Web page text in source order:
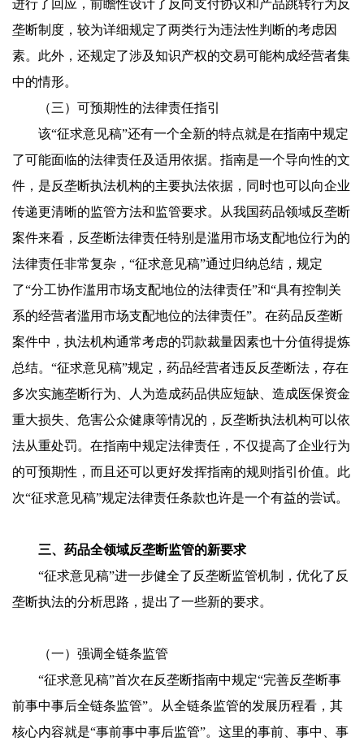
进行了回应，前瞻性设计了反向支付协议和产品跳转行为反
垄断制度，较为详细规定了两类行为违法性判断的考虑因
素。此外，还规定了涉及知识产权的交易可能构成经营者集
中的情形。
（三）可预期性的法律责任指引
该“征求意见稿”还有一个全新的特点就是在指南中规定
了可能面临的法律责任及适用依据。指南是一个导向性的文
件，是反垄断执法机构的主要执法依据，同时也可以向企业
传递更清晰的监管方法和监管要求。从我国药品领域反垄断
案件来看，反垄断法律责任特别是滥用市场支配地位行为的
法律责任非常复杂，“征求意见稿”通过归纳总结，规定
了“分工协作滥用市场支配地位的法律责任”和“具有控制关
系的经营者滥用市场支配地位的法律责任”。在药品反垄断
案件中，执法机构通常考虑的罚款裁量因素也十分值得提炼
总结。“征求意见稿”规定，药品经营者违反反垄断法，存在
多次实施垄断行为、人为造成药品供应短缺、造成医保资金
重大损失、危害公众健康等情况的，反垄断执法机构可以依
法从重处罚。在指南中规定法律责任，不仅提高了企业行为
的可预期性，而且还可以更好发挥指南的规则指引价值。此
次“征求意见稿”规定法律责任条款也许是一个有益的尝试。
三、药品全领域反垄断监管的新要求
“征求意见稿”进一步健全了反垄断监管机制，优化了反
垄断执法的分析思路，提出了一些新的要求。
（一）强调全链条监管
“征求意见稿”首次在反垄断指南中规定“完善反垄断事
前事中事后全链条监管”。从全链条监管的发展历程看，其
核心内容就是“事前事中事后监管”。这里的事前、事中、事